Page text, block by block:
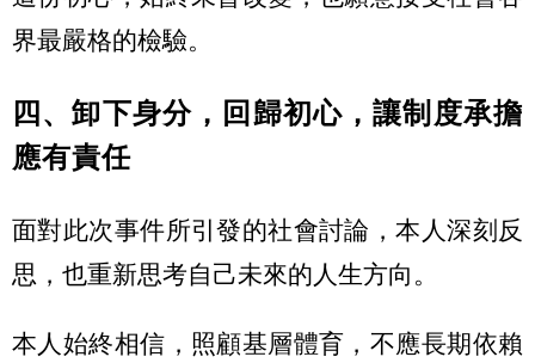
界最嚴格的檢驗。
四、卸下身分，回歸初心，讓制度承擔
應有責任
面對此次事件所引發的社會討論，本人深刻反
思，也重新思考自己未來的人生方向。
本人始終相信，照顧基層體育，不應長期依賴